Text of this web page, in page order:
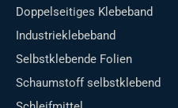
Doppelseitiges Klebeband
Industrieklebeband
Selbstklebende Folien
Schaumstoff selbstklebend